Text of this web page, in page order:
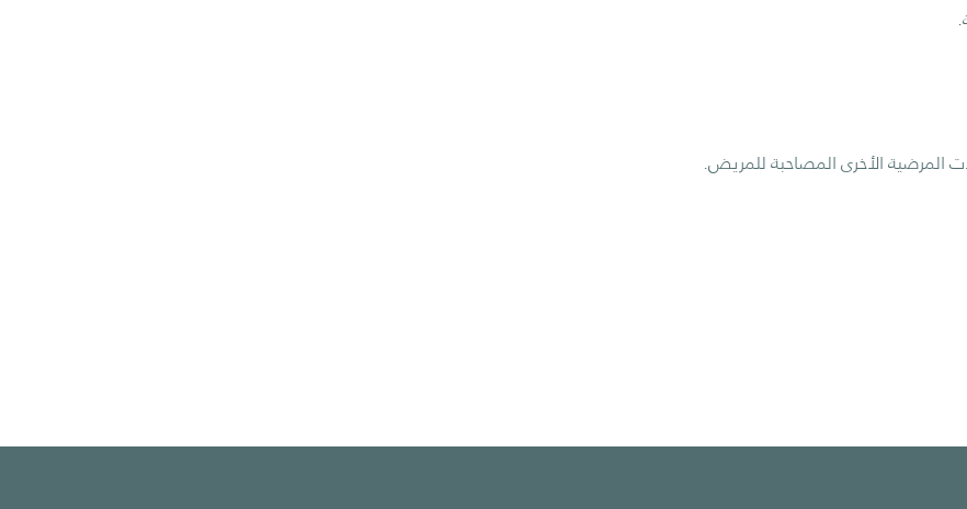
المرضية الأخرى المصاحبة للمريض.